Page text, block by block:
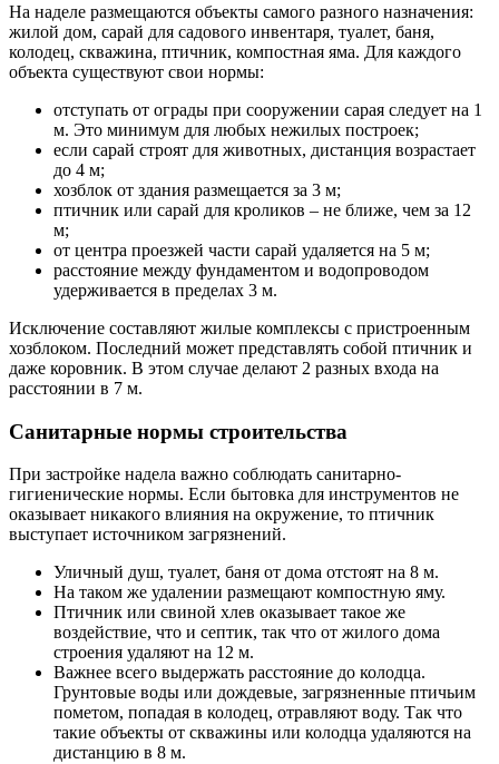
На наделе размещаются объекты самого разного назначения:
жилой дом, сарай для садового инвентаря, туалет, баня,
колодец, скважина, птичник, компостная яма. Для каждого
объекта существуют свои нормы:
отступать от ограды при сооружении сарая следует на 1
м. Это минимум для любых нежилых построек;
если сарай строят для животных, дистанция возрастает
до 4 м;
хозблок от здания размещается за 3 м;
птичник или сарай для кроликов – не ближе, чем за 12
м;
от центра проезжей части сарай удаляется на 5 м;
расстояние между фундаментом и водопроводом
удерживается в пределах 3 м.
Исключение составляют жилые комплексы с пристроенным
хозблоком. Последний может представлять собой птичник и
даже коровник. В этом случае делают 2 разных входа на
расстоянии в 7 м.
Санитарные нормы строительства
При застройке надела важно соблюдать санитарно-
гигиенические нормы. Если бытовка для инструментов не
оказывает никакого влияния на окружение, то птичник
выступает источником загрязнений.
Уличный душ, туалет, баня от дома отстоят на 8 м.
На таком же удалении размещают компостную яму.
Птичник или свиной хлев оказывает такое же
воздействие, что и септик, так что от жилого дома
строения удаляют на 12 м.
Важнее всего выдержать расстояние до колодца.
Грунтовые воды или дождевые, загрязненные птичьим
пометом, попадая в колодец, отравляют воду. Так что
такие объекты от скважины или колодца удаляются на
дистанцию в 8 м.